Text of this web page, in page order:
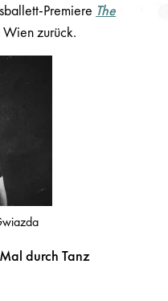
Premiere The
zurück.
durch Tanz